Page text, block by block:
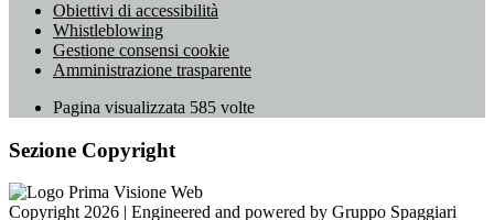
Obiettivi di accessibilità
Whistleblowing
Gestione consensi cookie
Amministrazione trasparente
Pagina visualizzata 585 volte
Sezione Copyright
Copyright 2026 | Engineered and powered by Gruppo Spaggiari